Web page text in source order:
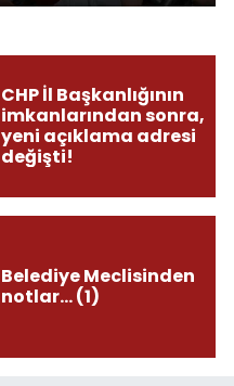
CHP İl Başkanlığının
imkanlarından sonra,
yeni açıklama adresi
değişti!
Belediye Meclisinden
notlar... (1)